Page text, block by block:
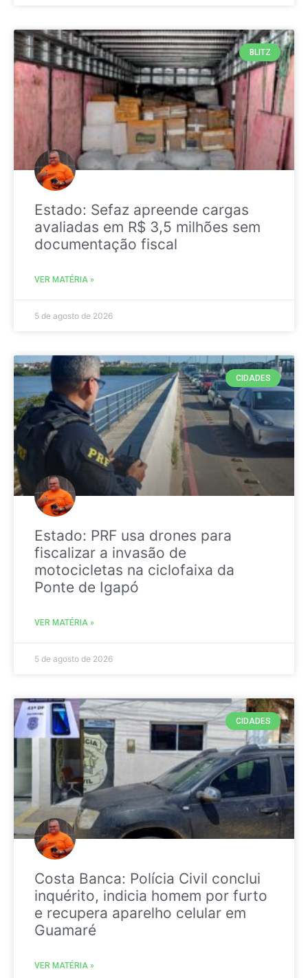
BLITZ
Estado: Sefaz apreende cargas
avaliadas em R$ 3,5 milhões sem
documentação fiscal
VER MATÉRIA »
5 de agosto de 2026
CIDADES
Estado: PRF usa drones para
fiscalizar a invasão de
motocicletas na ciclofaixa da
Ponte de Igapó
VER MATÉRIA »
5 de agosto de 2026
CIDADES
Costa Banca: Polícia Civil conclui
inquérito, indicia homem por furto
e recupera aparelho celular em
Guamaré
VER MATÉRIA »